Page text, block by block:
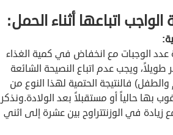
اتباعها أثناء الحمل:
عدد الوجبات مع انخفاض في كمية الغذاء
ويجب عدم اتباع النصيحة الشائعة
فالنتيجة الحتمية لهذا النوع من
بها حالياً أو مستقبلاً بعد الولادة.ونذكر
في الوزنتتراوح بين عشرة إلى اثني